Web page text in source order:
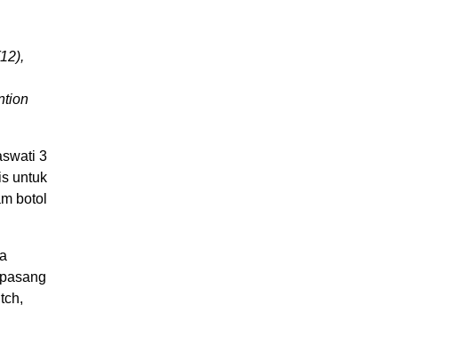
3
untuk
botol